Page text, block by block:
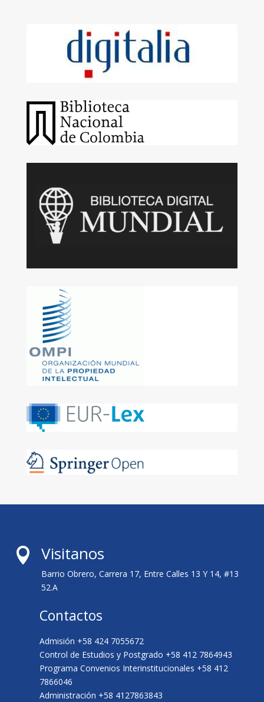
 Visitanos
Barrio Obrero, Carrera 17, Entre Calles 13 Y 14, #13
52.A
Contactos
Admisión +58 424 7055672
Control de Estudios y Postgrado +58 412 7864943
Programa Convenios Interinstitucionales +58 412
7866046
Administración +58 4127863843